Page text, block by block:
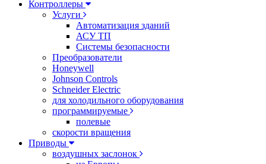
Контроллеры
Услуги
Автоматизация зданий
АСУ ТП
Системы безопасности
Преобразователи
Honeywell
Johnson Controls
Schneider Electric
для холодильного оборудования
программируемые
полевые
скорости вращения
Приводы
воздушных заслонок